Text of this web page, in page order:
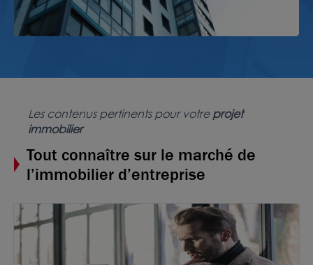
Photos (8 )
A louer - ACTIVILLAGE - Bureaux avec partie de
Les contenus pertinents pour votreprojet
immobilier
Tout connaître sur le marché de
l’immobilier d’entreprise